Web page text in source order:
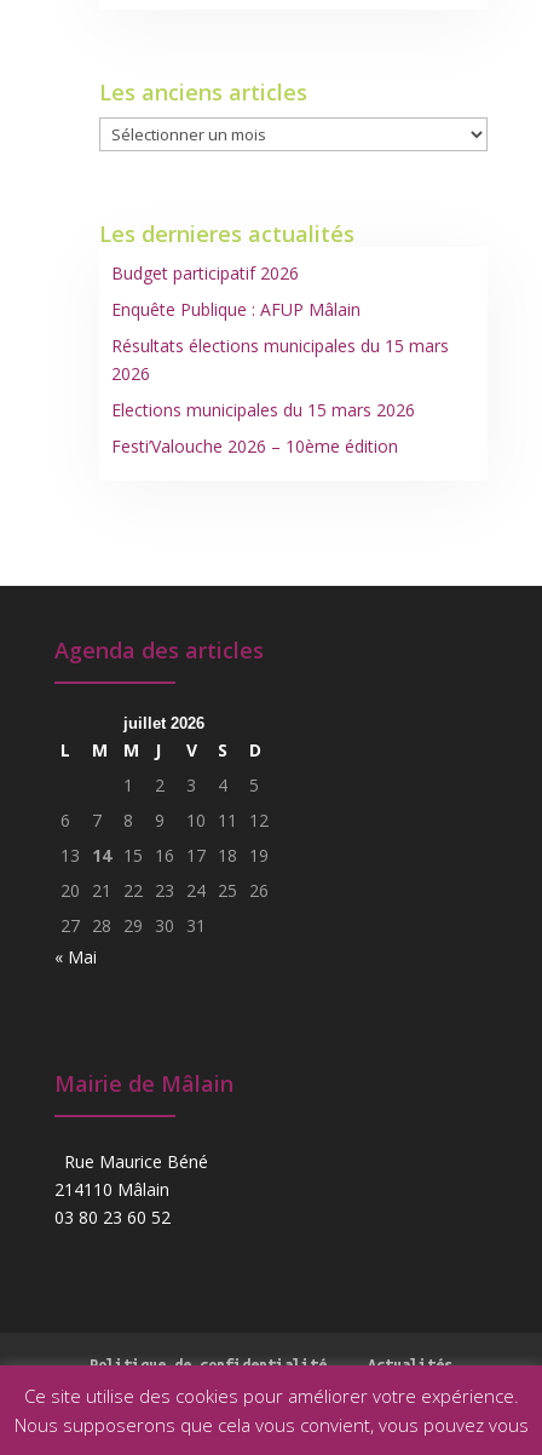
Les anciens articles
Les
anciens
Les dernieres actualités
Budget participatif 2026
Enquête Publique : AFUP Mâlain
Résultats élections municipales du 15 mars
2026
Elections municipales du 15 mars 2026
Festi’Valouche 2026 – 10ème édition
Agenda des articles
juillet 2026
L M M J V S
D
1
2 3 4
5
6
7 8 9 10 11
12
13
14 15 16 17 18
19
20
21 22 23 24 25
26
27 28 29 30
31
« Mai
Mairie de Mâlain
Rue Maurice Béné
214110 Mâlain
03 80 23 60 52
Politique de confidentialité Actualités
Ce site utilise des cookies pour améliorer votre expérience.
Nous supposerons que cela vous convient, vous pouvez vous